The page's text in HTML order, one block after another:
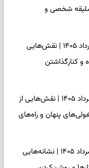
سلیقه شخصی و
فال چای امروز جمعه ۱۶ مرداد ۱۴۰۵ | نقش‌هایی
کنارگذاشتن
فال قهوه امروز جمعه ۱۶ مرداد ۱۴۰۵ | نقش‌هایی از
پنهان و راه‌های
فال شمع امروز جمعه ۱۶ مرداد ۱۴۰۵ | نشانه‌هایی